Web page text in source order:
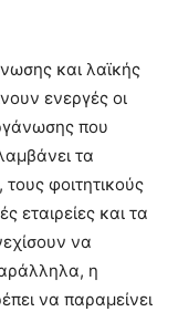
και λαϊκής
ενεργές οι
που
τα
φοιτητικούς
εταιρείες και τα
να
η
να παραμείνει